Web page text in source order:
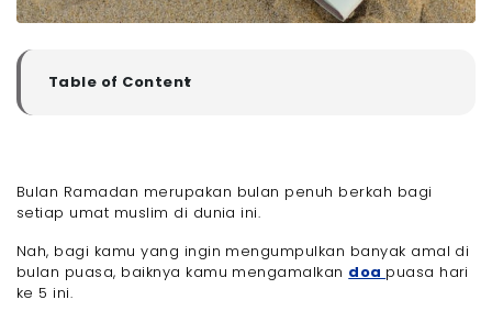
Table of Content
▼
- Doa Puasa Hari ke 5 dalam Bahasa Arab :
- Doa Puasa Hari ke 5 dalam Bahasa Latin :
- Arti dari Doa Puasa Hari ke 5 :
Makna dan Manfaat Doa Puasa Hari ke 5
Bulan Ramadan merupakan bulan penuh berkah bagi
setiap umat muslim di dunia ini.
Nah, bagi kamu yang ingin mengumpulkan banyak amal di
bulan puasa, baiknya kamu mengamalkan doa puasa hari
ke 5 ini.